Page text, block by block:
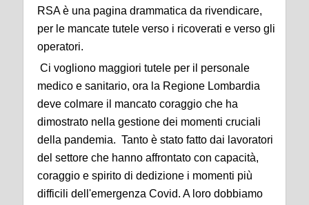
RSA è una pagina drammatica da rivendicare,
per le mancate tutele verso i ricoverati e verso gli
operatori.
Ci vogliono maggiori tutele per il personale
medico e sanitario, ora la Regione Lombardia
deve colmare il mancato coraggio che ha
dimostrato nella gestione dei momenti cruciali
della pandemia. Tanto è stato fatto dai lavoratori
del settore che hanno affrontato con capacità,
coraggio e spirito di dedizione i momenti più
difficili dell'emergenza Covid. A loro dobbiamo